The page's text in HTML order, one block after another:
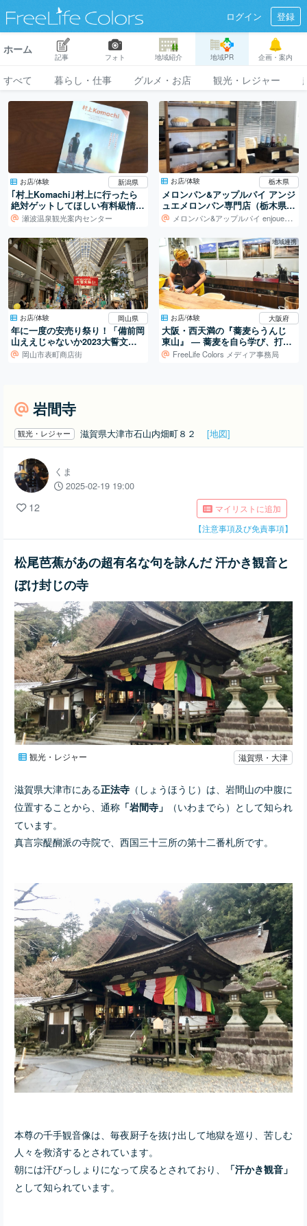
ログイン 登録
ホーム
記事 フォト 地域紹介 地域PR 企画・案内
すべて 暮らし・仕事 グルメ・お店 観光・レジャー
お店/体験 新潟県
｢村上Komachi｣村上に行ったら
絶対ゲットしてほしい有料級情報
誌 瀬波温泉観光案内センター
お店/体験 栃木県
メロンパン&アップルパイ アンジ
ュエメロンパン専門店（栃木県宇
都宮市）
メロンパン&アップルパイ enjoue（アンジュ）
お店/体験 岡山県
年に一度の安売り祭り！「備前岡
山ええじゃないか2023大誓文払
い」岡山市表町商店街
地域連携
お店/体験 大阪府
大阪・西天満の『蕎麦らうんじ
東山』 ― 蕎麦を自ら学び、打ち
続ける日常
FreeLife Colors メディア事務局
岩間寺
観光・レジャー 滋賀県大津市石山内畑町８２ [地図]
くま
2025-02-19 19:00
12
マイリストに追加
【注意事項及び免責事項】
松尾芭蕉があの超有名な句を詠んだ 汗かき観音と
ぼけ封じの寺
観光・レジャー 滋賀県・大津
滋賀県大津市にある正法寺 （しょうほうじ）は、岩間山の中腹に
位置することから、通称 「岩間寺」
（いわまでら）として知られ
ています。
真言宗醍醐派の寺院で、西国三十三所の第十二番札所です。
本尊の千手観音像は、毎夜厨子を抜け出して地獄を巡り、苦しむ
人々を救済するとされています。
朝には汗びっしょりになって戻るとされており、
「汗かき観音」
として知られています。